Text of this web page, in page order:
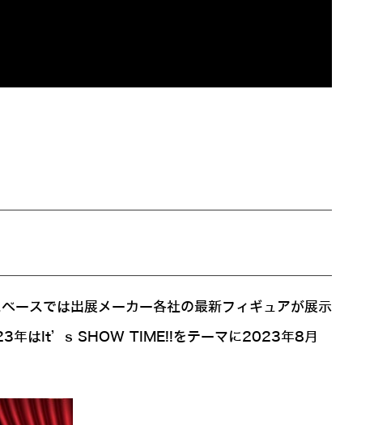
ースでは出展メーカー各社の最新フィギュアが展示
年はIt’s SHOW TIME!!をテーマに2023年8月